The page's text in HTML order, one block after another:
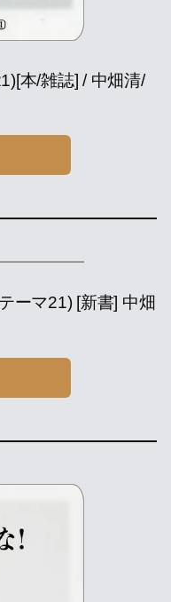
本/雑誌] / 中畑清/
ーマ21) [新書] 中畑